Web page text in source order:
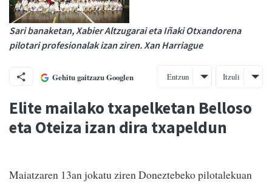
Sari banaketan, Xabier Altzugarai eta Iñaki Otxandorena
pilotari profesionalak izan ziren. Xan Harriague
Gehitu gaitzazu Googlen Entzun Itzuli
Elite mailako txapelketan Belloso
eta Oteiza izan dira txapeldun
Maiatzaren 13an jokatu ziren Doneztebeko pilotalekuan